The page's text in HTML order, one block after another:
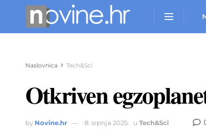
Naslovnica Tech&Sci
Otkriven
by Novine.hr 8. srpnja 2025. u Tech&Sci